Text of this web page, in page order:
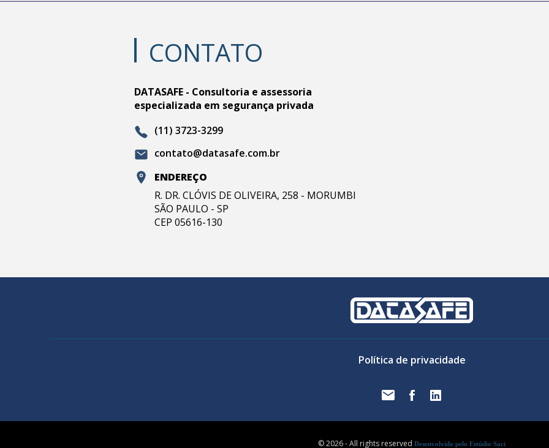
CONTATO
DATASAFE - Consultoria e assessoria
especializada em segurança privada
(11) 3723-3299
contato@datasafe.com.br
ENDEREÇO
R. DR. CLÓVIS DE OLIVEIRA, 258 - MORUMBI
SÃO PAULO - SP
CEP 05616-130
Política de privacidade
© 2026 - All rights reserved Desenvolvido pelo Estúdio Saci